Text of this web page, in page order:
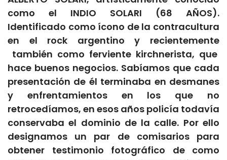
como el INDIO SOLARI (68 AÑOS).
Identificado como ícono de la contracultura
en el rock argentino y recientemente
también como ferviente kirchnerista, que
hace buenos negocios. Sabíamos que cada
presentación de él terminaba en desmanes
y enfrentamientos en los que no
retrocedíamos, en esos años policía todavía
conservaba el dominio de la calle. Por ello
designamos un par de comisarios para
obtener testimonio fotográfico de como